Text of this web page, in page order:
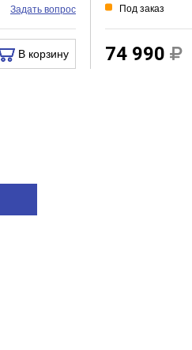
Задать вопрос
В корзину
Под заказ
74 990